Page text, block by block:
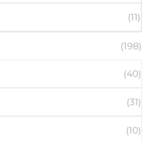
(11)
(198)
(40)
(31)
(10)